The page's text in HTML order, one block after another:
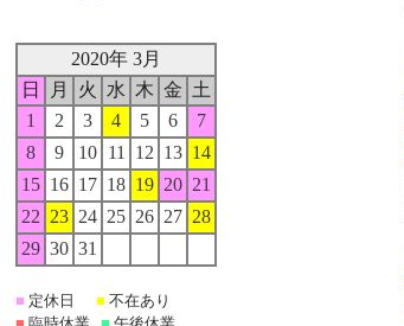
2020年 3月
日
月 火 水 木 金 土
1
2 3 4 5 6
7
8
9 10 11 12 13 14
15 16 17 18 19 20 21
22 23 24 25 26 27 28
29 30 31
■ 定休 日 ■ 不在あり